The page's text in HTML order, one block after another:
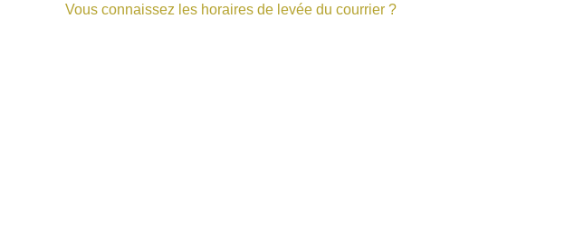
Vous connaissez les horaires de levée du courrier ?